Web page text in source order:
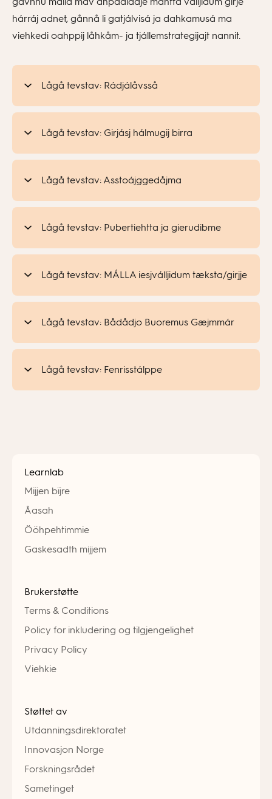
hárráj adnet, gånnå li gatjálvisá ja dahkamusá ma
viehkedi oahppij låhkåm- ja tjállemstrategijajt nannit.
Lågå tevstav: Rádjálåvsså
Lågå tevstav: Girjásj hálmugij birra
Lågå tevstav: Asstoájggedåjma
Lågå tevstav: Pubertiehtta ja gierudibme
Lågå tevstav: MÁLLA iesjválljidum tæksta/girjje
Lågå tevstav: Bådådjo Buoremus Gæjmmár
Lågå tevstav: Fenrisstálppe
Learnlab
Mijjen bïjre
Åasah
Ööhpehtimmie
Gaskesadth mijjem
Brukerstøtte
Terms & Conditions
Policy for inkludering og tilgjengelighet
Privacy Policy
Viehkie
Støttet av
Utdanningsdirektoratet
Innovasjon Norge
Forskningsrådet
Sametinget